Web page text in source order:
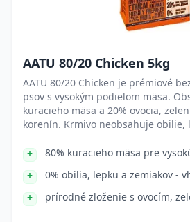
AATU 80/20 Chicken 5kg
AATU 80/20 Chicken je prémiové
psov s vysokým podielom mäsa.
kuracieho mäsa a 20% ovocia,
korenín. Krmivo neobsahuje obilie,
80% kuracieho mäsa pre
0% obilia, lepku a zemiakov -
prírodné zloženie s ovocím,